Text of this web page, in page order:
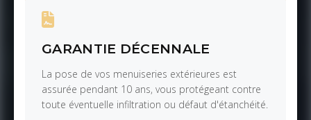
GARANTIE DÉCENNALE
La pose de vos menuiseries extérieures est
assurée pendant 10 ans, vous protégeant contre
toute éventuelle infiltration ou défaut d'étanchéité.